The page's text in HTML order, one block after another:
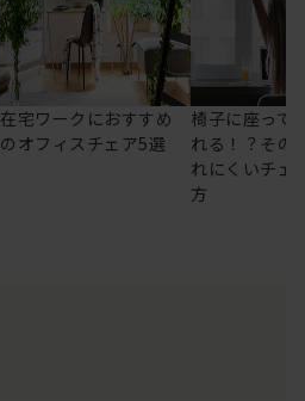
在宅ワークにおすすめ
のオフィスチェア5選
椅子に座って
れる！？その
れにくいチェ
方